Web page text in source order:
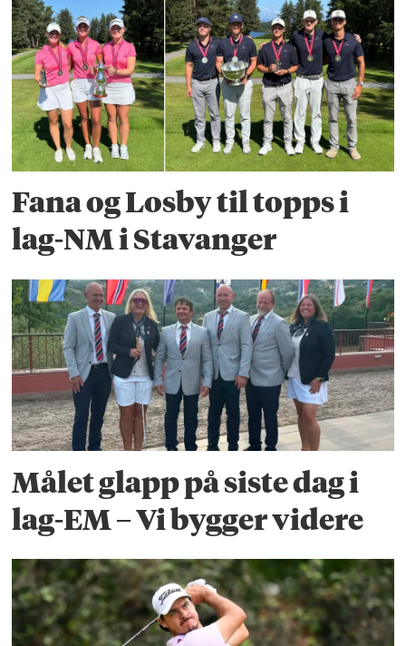
Fana og Losby til topps i
lag-NM i Stavanger
Målet glapp på siste dag i
lag-EM – Vi bygger videre